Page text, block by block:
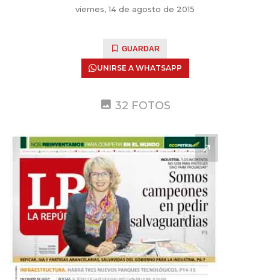
viernes, 14 de agosto de 2015
GUARDAR
UNIRSE A WHATSAPP
32 FOTOS